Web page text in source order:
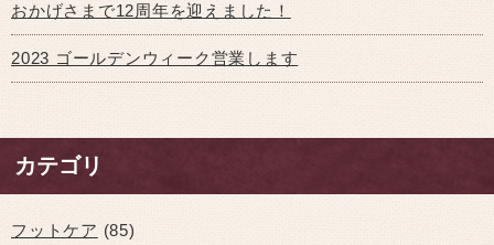
おかげさまで12周年を迎えました！
2023 ゴールデンウィーク営業します
カテゴリ
フットケア (85)